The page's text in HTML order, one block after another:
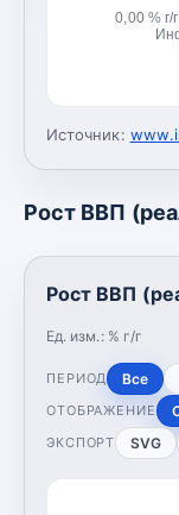
0,00 % г/г
Источник:
Рост ВВП
Рост ВВП
Ед. изм.: % г/г
ПЕРИОД Все
ОТОБРАЖЕНИЕ
ЭКСПОРТ SVG